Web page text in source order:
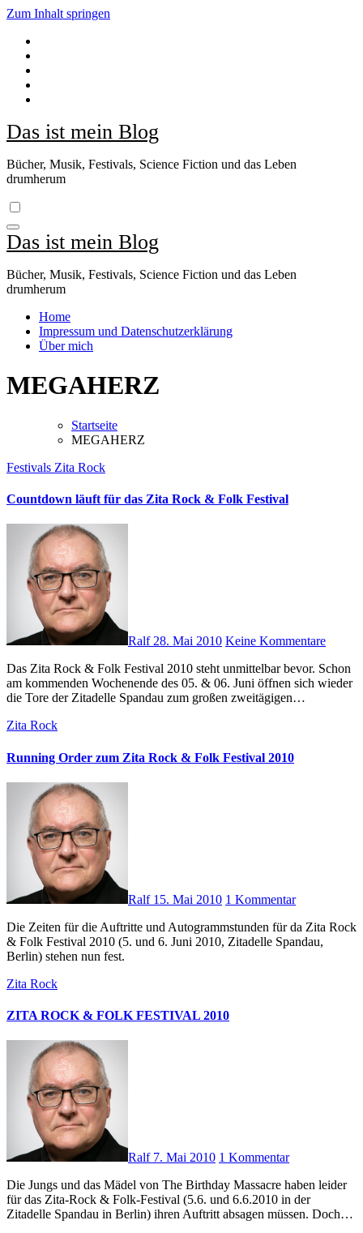
Zum Inhalt springen
Das ist mein Blog
Bücher, Musik, Festivals, Science Fiction und das Leben
drumherum
Das ist mein Blog
Bücher, Musik, Festivals, Science Fiction und das Leben
drumherum
Home
Impressum und Datenschutzerklärung
Über mich
MEGAHERZ
Startseite
MEGAHERZ
Festivals Zita Rock
Countdown läuft für das Zita Rock & Folk Festival
Ralf28. Mai 2010 Keine Kommentare
Das Zita Rock & Folk Festival 2010 steht unmittelbar bevor. Schon
am kommenden Wochenende des 05. & 06. Juni öffnen sich wieder
die Tore der Zitadelle Spandau zum großen zweitägigen…
Zita Rock
Running Order zum Zita Rock & Folk Festival 2010
Ralf 15. Mai 2010 1 Kommentar
Die Zeiten für die Auftritte und Autogrammstunden für da Zita Rock
& Folk Festival 2010 (5. und 6. Juni 2010, Zitadelle Spandau,
Berlin) stehen nun fest.
Zita Rock
ZITA ROCK & FOLK FESTIVAL 2010
Ralf 7. Mai 2010 1 Kommentar
Die Jungs und das Mädel von The Birthday Massacre haben leider
für das Zita-Rock & Folk-Festival (5.6. und 6.6.2010 in der
Zitadelle Spandau in Berlin) ihren Auftritt absagen müssen. Doch…